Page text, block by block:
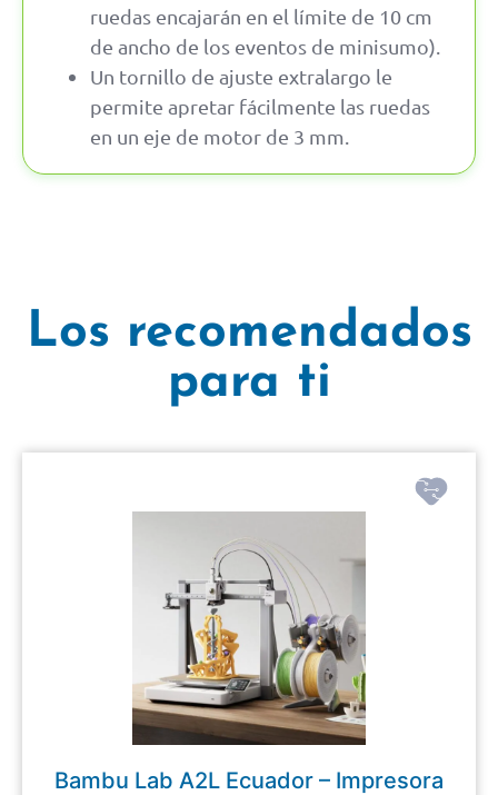
ruedas encajarán en el límite de 10 cm
de ancho de los eventos de minisumo).
Un tornillo de ajuste extralargo le
permite apretar fácilmente las ruedas
en un eje de motor de 3 mm.
Los recomendados
para ti
Bambu Lab A2L Ecuador – Impresora